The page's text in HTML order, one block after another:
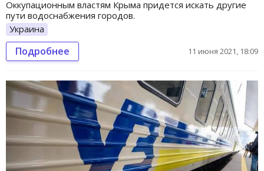
Оккупационным властям Крыма придется искать другие
пути водоснабжения городов.
Украина
Подробнее 11 июня 2021, 18:09